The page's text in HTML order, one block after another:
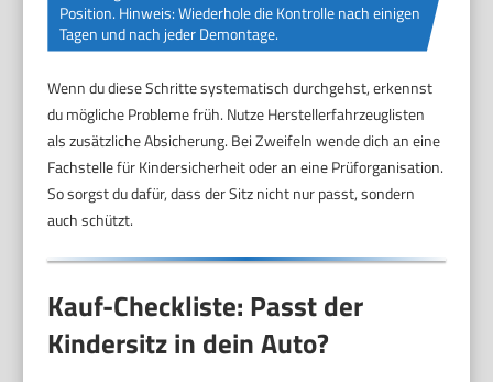
Position. Hinweis: Wiederhole die Kontrolle nach einigen
Tagen und nach jeder Demontage.
Wenn du diese Schritte systematisch durchgehst, erkennst
du mögliche Probleme früh. Nutze Herstellerfahrzeuglisten
als zusätzliche Absicherung. Bei Zweifeln wende dich an eine
Fachstelle für Kindersicherheit oder an eine Prüforganisation.
So sorgst du dafür, dass der Sitz nicht nur passt, sondern
auch schützt.
Kauf-Checkliste: Passt der
Kindersitz in dein Auto?